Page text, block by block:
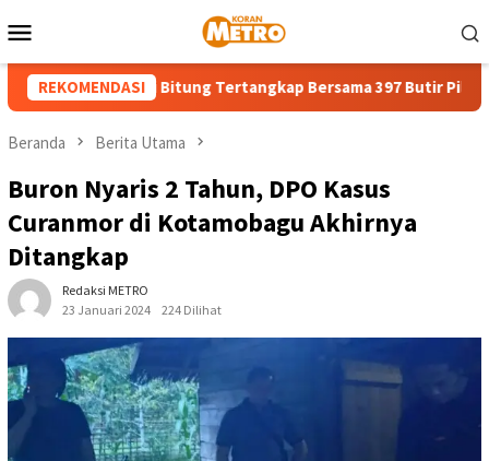
ke
Mobile
REKOMENDASI
18 Tahun di Bitung Tertangkap Bersama 397 Butir Pil Obat
Beranda Berita Utama
Buron Nyaris 2 Tahun, DPO Kasus
Curanmor di Kotamobagu Akhirnya
Ditangkap
Redaksi METRO
23 Januari 2024
224 Dilihat